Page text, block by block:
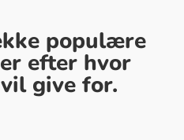
populære
efter hvor
give for.